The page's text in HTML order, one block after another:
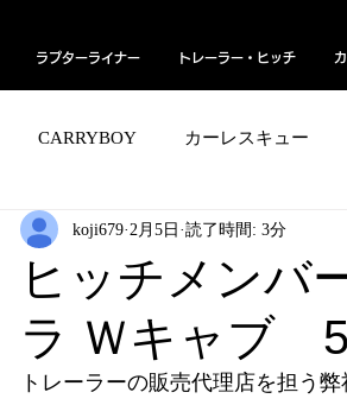
ラプターライナー トレーラー・ヒッチ
CARRYBOY カーレスキュー
予防剤／ドリームシール ボディー艶
ラー パンアメリカ・オフロードバイク
ヒッチメンバ
ラ Ｗキャブ
koji679 2月5日 読了時間: 3分
トレーラーの販売代理店を担う